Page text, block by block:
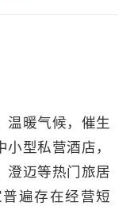
温暖气候，催生
型私营酒店，
澄迈等热门旅居
遍存在经营短